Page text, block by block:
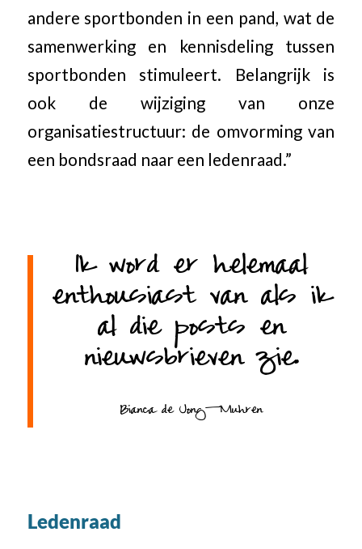
andere sportbonden in een pand, wat de
samenwerking en kennisdeling tussen
sportbonden stimuleert. Belangrijk is
ook de wijziging van onze
organisatiestructuur: de omvorming van
een bondsraad naar een ledenraad.”
Ik word er helemaal
enthousiast van als ik
al die posts en
nieuwsbrieven zie.
Bianca de Jong-Muhren
Ledenraad